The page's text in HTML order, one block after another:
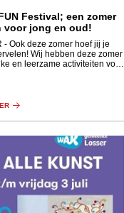
Festival; een zomer
voor jong en oud!
- Ook deze zomer hoef jij je
Wij hebben deze zomer
en leerzame activiteiten voor